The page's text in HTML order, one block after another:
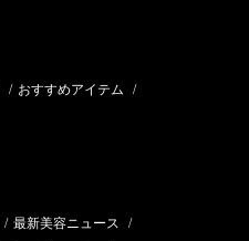
/ おすすめアイテム /
/ 最新美容ニュース /